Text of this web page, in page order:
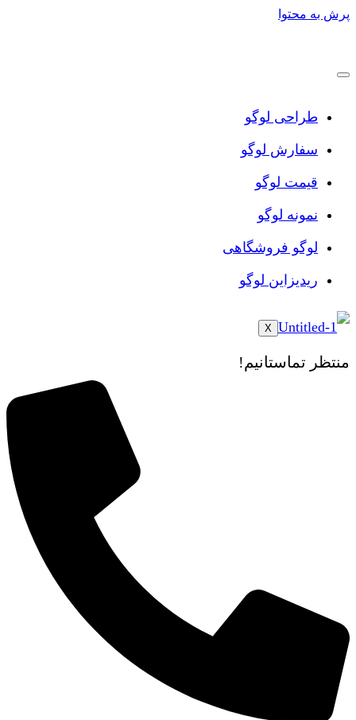
پرش به محتوا
طراحی لوگو
سفارش لوگو
قیمت لوگو
نمونه لوگو
لوگو فروشگاهی
ریدیزاین لوگو
X
منتظر تماستانیم!